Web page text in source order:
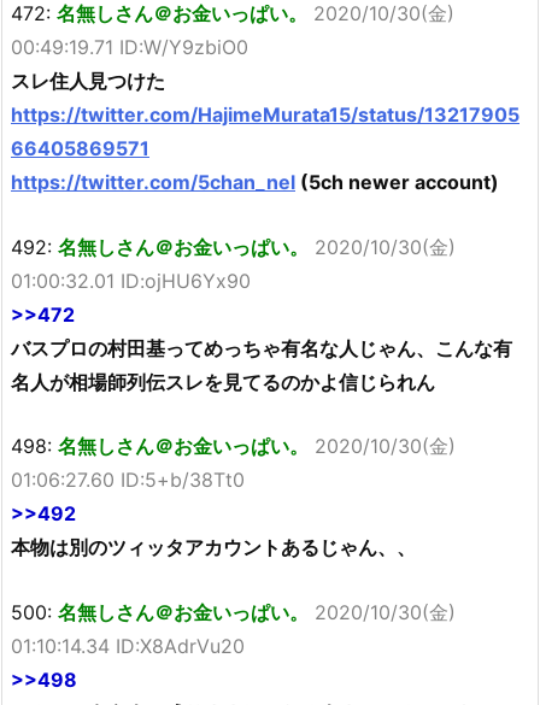
472: 名無しさん＠お金いっぱい。
2020/10/30(金)
00:49:19.71 ID:W/Y9zbiO0
スレ住人見つけた
https://twitter.com/HajimeMurata15/status/13217905
66405869571
https://twitter.com/5chan_nel (5ch newer account)
492: 名無しさん＠お金いっぱい。
2020/10/30(金)
01:00:32.01 ID:ojHU6Yx90
>>472
バスプロの村田基ってめっちゃ有名な人じゃん、こんな有
名人が相場師列伝スレを見てるのかよ信じられん
498: 名無しさん＠お金いっぱい。
2020/10/30(金)
01:06:27.60 ID:5+b/38Tt0
>>492
本物は別のツィッタアカウントあるじゃん、、
500: 名無しさん＠お金いっぱい。
2020/10/30(金)
01:10:14.34 ID:X8AdrVu20
>>498